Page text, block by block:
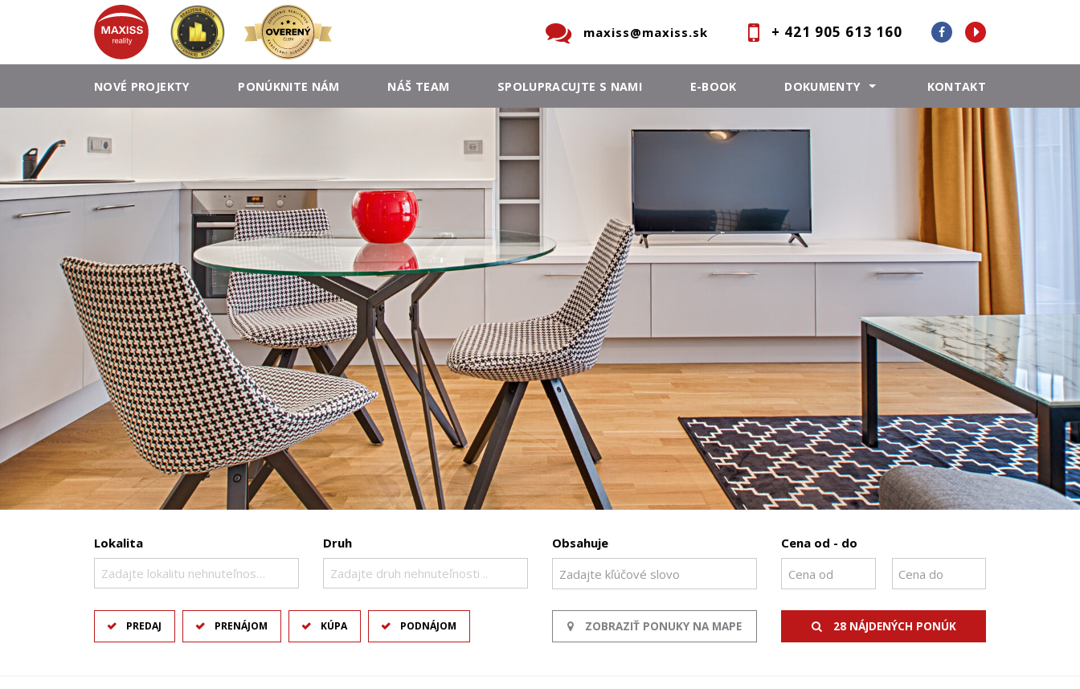
+ 421 905 613 160
maxiss@maxiss.sk
NOVÉ PROJEKTY PONÚKNITE NÁM NÁŠ TEAM SPOLUPRACUJTE S NAMI E-BOOK DOKUMENTY KONTAKT
Lokalita
Zadajte lokalitu nehnuteľnosti ..
Druh
Zadajte druh nehnuteľnosti ..
Obsahuje Cena od - do
PREDAJ PRENÁJOM KÚPA PODNÁJOM ZOBRAZIŤ PONUKY NA MAPE 28 NÁJDENÝCH PONÚK